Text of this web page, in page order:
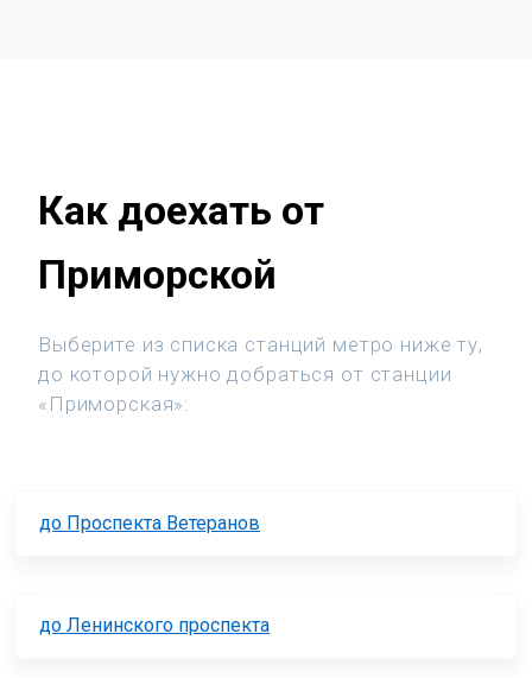
Как доехать от
Приморской
Выберите из списка станций метро ниже ту,
до которой нужно добраться от станции
«Приморская»:
до Проспекта Ветеранов
до Ленинского проспекта